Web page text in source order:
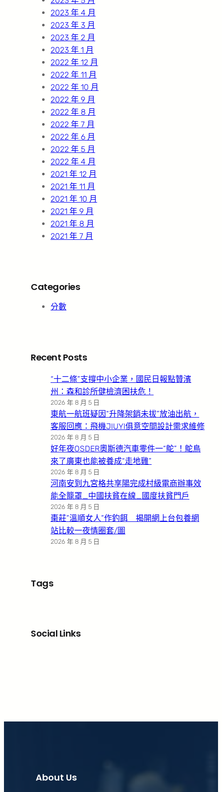
2023 年 4 月
2023 年 3 月
2023 年 2 月
2023 年 1 月
2022 年 12 月
2022 年 11 月
2022 年 10 月
2022 年 9 月
2022 年 8 月
2022 年 7 月
2022 年 6 月
2022 年 5 月
2022 年 4 月
2021 年 12 月
2021 年 11 月
2021 年 10 月
2021 年 9 月
2021 年 8 月
2021 年 7 月
Categories
分數
Recent Posts
“十二條”支撐中小企業，國民日報點贊濱
州：森和診所健檢濟困扶危！
2026 年 8 月 5 日
東航一航班疑因“升降架銷未拔”放油出航，
客服回應：飛機JIUYI俱意空間設計需求維修
2026 年 8 月 5 日
好年夜OSDER奧斯德汽車零件一“鴕”！鴕鳥
來了廣東也能被養成“走地雞”
2026 年 8 月 5 日
河南安到九宮格共享陽完成村級電商辦事效
能全籠罩_中國扶貧在線_國度扶貧門戶
2026 年 8 月 5 日
棗莊”溫順女人”作釣餌 揭開網上台包養網
站比較一夜情圈套/圖
2026 年 8 月 5 日
Tags
Social Links
About Us